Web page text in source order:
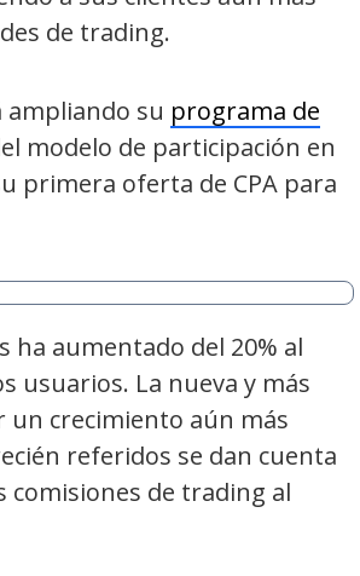
de trading.
su programa de
modelo de participación en
primera oferta de CPA para
aumentado del 20% al
usuarios. La nueva y más
crecimiento aún más
referidos se dan cuenta
comisiones de trading al